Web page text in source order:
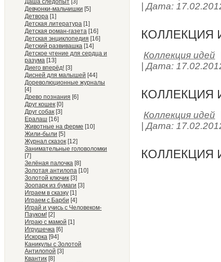
Даша следопыт [3]
Девчонки-мальчишки [5]
Детвора [1]
Детская литература [1]
Детская роман-газета [16]
Детская энциклопедия [16]
Детский развивашка [14]
Детское чтение для сердца и
разума [13]
Диего вперёд! [3]
Дисней для малышей [44]
Дореволюционные журналы
[4]
Древо познания [6]
Друг кошек [0]
Друг собак [3]
Ералаш [16]
Животные на ферме [10]
Жили-были [5]
Журнал сказок [12]
Занимательные головоломки
[7]
Зелёная палочка [8]
Золотая антилопа [10]
Золотой ключик [3]
Зоопарк из бумаги [3]
Играем в сказку [1]
Играем с Барби [4]
Играй и учись с Человеком-
Пауком! [2]
Играю с мамой [1]
Игрушечка [6]
Искорка [94]
Каникулы с Золотой
Антилопой [3]
Квантик [8]
|Дата:
КОЛЛЕКЦИЯ
Коллекция идей
|Дата:
КОЛЛЕКЦИЯ
Коллекция идей
|Дата:
КОЛЛЕКЦИЯ